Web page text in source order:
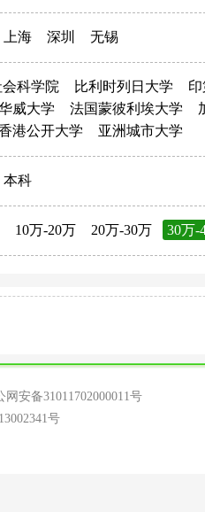
上海 深圳 无锡
科学院 比利时列日大学
威大学 法国蒙彼利埃大学
港公开大学 亚洲城市大学
本科
10万-20万 20万-30万 30万-
网安备31011702000011号
号